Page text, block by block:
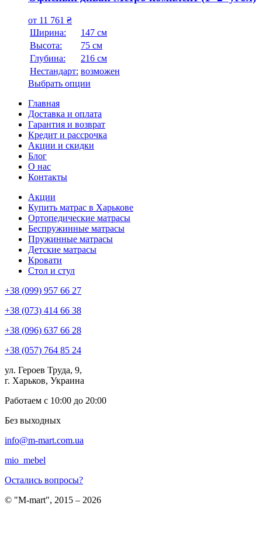
от 11 761 ₴
Ширина:
147 см
Высота:
75 см
Глубина:
216 см
Нестандарт: возможен
Выбрать опции
Главная
Доставка и оплата
Гарантия и возврат
Кредит и рассрочка
Акции и скидки
Блог
О нас
Контакты
Акции
Купить матрас в Харькове
Ортопедические матрасы
Беспружинные матрасы
Пружинные матрасы
Детские матрасы
Кровати
Стол и стул
+38 (099) 957 66 27
+38 (073) 414 66 38
+38 (096) 637 66 28
+38 (057) 764 85 24
ул. Героев Труда, 9,
г. Харьков, Украина
Работаем с 10:00 до 20:00
Без выходных
info@m-mart.com.ua
mio_mebel
Остались вопросы?
© "M-mart", 2015 – 2026